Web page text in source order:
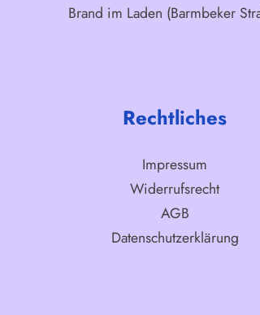
Brand im Laden (Barmbeker
Rechtliches
Impressum
Widerrufsrecht
AGB
Datenschutzerklärung